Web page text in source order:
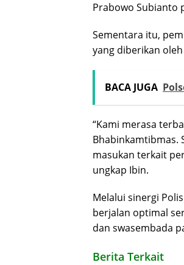
Prabowo Subianto
Sementara itu,
yang diberikan
BACA JUGA
“Kami merasa
Bhabinkamtibmas.
masukan terkait
ungkap Ibin.
Melalui sinergi
berjalan optimal
dan swasembada
Berita Terkait